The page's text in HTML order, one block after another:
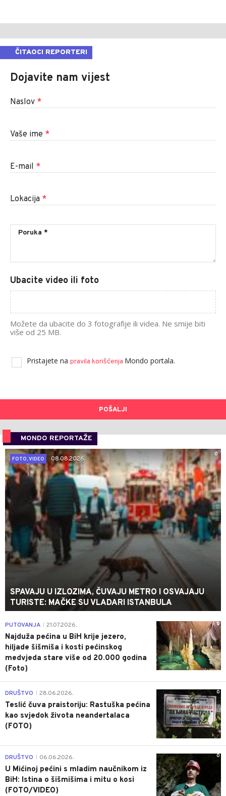
ČITAOCI REPORTERI
Dojavite nam vijest
Naslov *
Vaše ime *
E-mail *
Lokacija *
Ubacite video ili foto
Možete da ubacite do 3 fotografije ili videa. Ne smije biti
više od 25 MB.
Pristajete na pravila korišćenja Mondo portala.
POŠALJI
MONDO REPORTAŽE
0
FOTO, VIDEO
08.08.2026.
SPAVAJU U IZLOZIMA, ČUVAJU METRO I OSVAJAJU
TURISTE: MAČKE SU VLADARI ISTANBULA
0
PUTOVANJA 21.07.2026.
Najduža pećina u BiH krije jezero,
hiljade šišmiša i kosti pećinskog
medvjeda stare više od 20.000 godina
(Foto)
0
DRUŠTVO 28.06.2026.
Teslić čuva praistoriju: Rastuška pećina
kao svjedok života neandertalaca
(FOTO)
0
DRUŠTVO 06.06.2026.
U Mićinoj pećini s mladim naučnikom iz
BiH: Istina o šišmišima i mitu o kosi
(FOTO/VIDEO)